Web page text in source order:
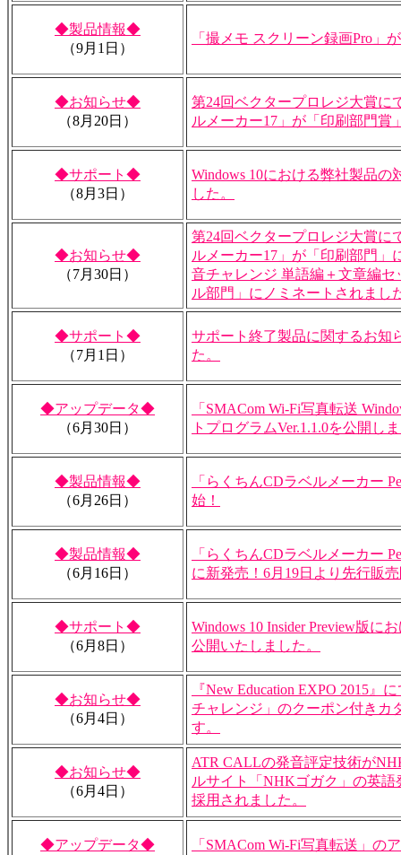
◆製品情報◆
（9月1日）
「撮メモ スクリーン録画Pro」
◆お知らせ◆
（8月20日）
第24回ベクタープロレジ大賞に
ルメーカー17」が「印刷部門賞
◆サポート◆
（8月3日）
Windows 10における弊社製品の
した。
◆お知らせ◆
（7月30日）
第24回ベクタープロレジ大賞に
ルメーカー17」が「印刷部門」
音チャレンジ 単語編＋文章編
ル部門」にノミネートされまし
◆サポート◆
（7月1日）
サポート終了製品に関するお知
た。
◆アップデータ◆
（6月30日）
「SMACom Wi-Fi写真転送
トプログラムVer.1.1.0を公開し
◆製品情報◆
（6月26日）
「らくちんCDラベルメーカー
始！
◆製品情報◆
（6月16日）
「らくちんCDラベルメーカー
に新発売！6月19日より先行販
◆サポート◆
（6月8日）
Windows 10 Insider Preview版に
公開いたしました。
◆お知らせ◆
（6月4日）
『New Education EXPO 2015』
チャレンジ」のクーポン付きカ
す。
◆お知らせ◆
（6月4日）
ATR CALLの発音評定技術が
ルサイト「NHKゴガク」の英語
採用されました。
◆アップデータ◆
「SMACom Wi-Fi写真転送」の